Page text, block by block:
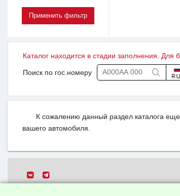
Каталог находится в стадии заполнения. Для
Поиск по гос.номеру
К сожалению данный раздел каталога
вашего автомобиля.